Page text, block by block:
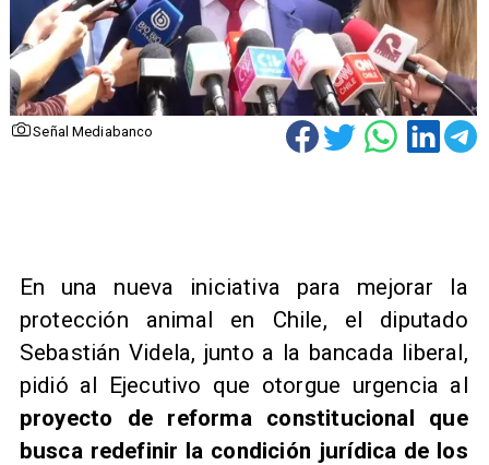
Señal Mediabanco
En una nueva iniciativa para mejorar la
protección animal en Chile, el diputado
Sebastián Videla, junto a la bancada liberal,
pidió al Ejecutivo que otorgue urgencia al
proyecto de reforma constitucional que
busca redefinir la condición jurídica de los